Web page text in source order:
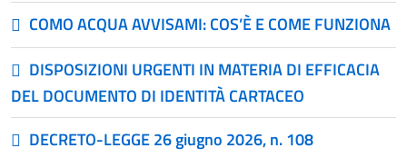
COMO ACQUA AVVISAMI: COS’È E COME FUNZIONA
DISPOSIZIONI URGENTI IN MATERIA DI EFFICACIA
DEL DOCUMENTO DI IDENTITÀ CARTACEO
DECRETO-LEGGE 26 giugno 2026, n. 108